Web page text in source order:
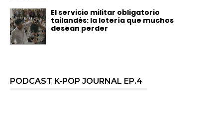
El servicio militar obligatorio
tailandés: la lotería que muchos
desean perder
PODCAST K-POP JOURNAL EP.4